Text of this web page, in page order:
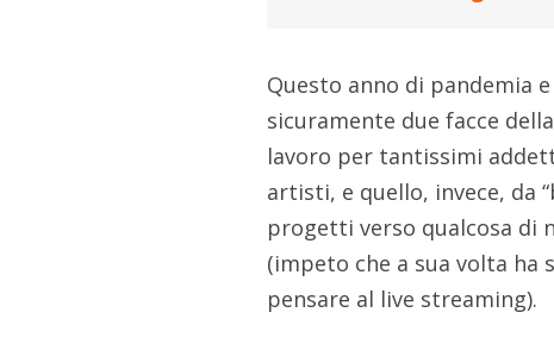
Questo anno di pandemia
sicuramente due facce
lavoro per tantissimi
artisti, e quello, invece, da
progetti verso qualcosa di
(impeto che a sua volta ha
pensare al live streaming).